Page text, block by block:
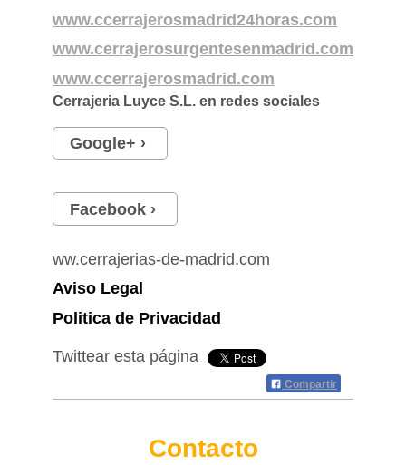
www.ccerrajerosmadrid24horas.com
www.cerrajerosurgentesenmadrid.com
www.ccerrajerosmadrid.com
Cerrajeria Luyce S.L. en redes sociales
Google+
Facebook
ww.cerrajerias-de-madrid.com
Aviso Legal
Politica de Privacidad
Twittear esta página
Compartir
Contacto